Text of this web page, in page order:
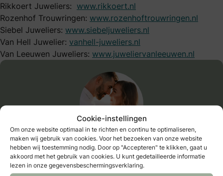
Cookie-instellingen
Om onze website optimaal in te richten en continu te optimaliseren,
maken wij gebruik van cookies. Voor het bezoeken van onze website
hebben wij toestemming nodig. Door op "Accepteren" te klikken, gaat u
akkoord met het gebruik van cookies. U kunt gedetailleerde informatie
lezen in onze gegevensbeschermingsverklaring.
Rikkoert Juweliers: www.rikkoert.nl
Rozenhof Trouwringen: www.rozenhoftrouwringen.nl
Siebel Juweliers: www.siebeljuweliers.nl
Van Hell Juwelier: vanhell-juweliers.nl
Van Leeuwen Juweliers: www.juweliervanleeuwen.nl
Neem een B&B membership!
Registreren